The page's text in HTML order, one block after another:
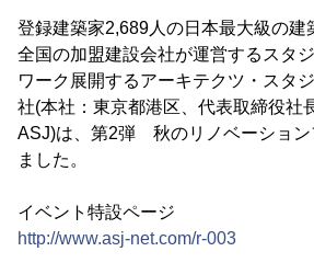
登録建築家2,689人の日本最大級の建
全国の加盟建設会社が運営するスタ
ワーク展開するアーキテクツ・スタ
社(本社：東京都港区、代表取締役社
ASJ)は、第2弾 秋のリノベーション
ました。
イベント特設ページ
http://www.asj-net.com/r-003